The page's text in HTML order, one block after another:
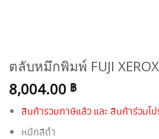
ตลับหมึกพิมพ์ FUJI
8,004.00 ฿
สินค้ารวมภาษีแล้ว และ สินค้าร่วมโ
หมึกสีดำ